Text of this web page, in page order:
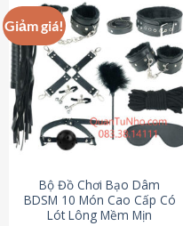
có
nhiều
biến
thể.
Các
tùy
chọn
có
chọn
trên
Giảm giá!
Bộ Đồ Chơi Bạo Dâm
BDSM 10 Món Cao Cấp Có
Lót Lông Mềm Mịn